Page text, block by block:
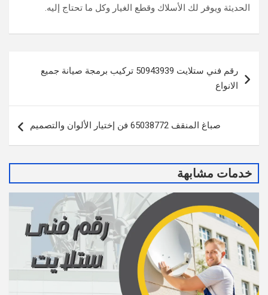
الحديثة ويوفر لك الأسلاك وقطع الغيار وكل ما تحتاج إليه.
المقالات
رقم فني ستلايت 50943939 تركيب برمجة صيانة جميع
الانواع
صباغ المنقف 65038772 فن إختيار الألوان والتصميم
خدمات مشابهة